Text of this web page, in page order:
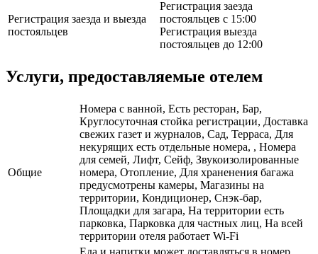
Регистрация заезда и выезда
постояльцев
Регистрация заезда
постояльцев с 15:00
Регистрация выезда
постояльцев до 12:00
Услуги, предоставляемые отелем
Общие
Номера с ванной, Есть ресторан, Бар,
Круглосуточная стойка регистрации, Доставка
свежих газет и журналов, Сад, Терраса, Для
некурящих есть отдельные номера, , Номера
для семей, Лифт, Сейф, Звукоизолированные
номера, Отопление, Для храненения багажа
предусмотрены камеры, Магазины на
территории, Кондиционер, Снэк-бар,
Площадки для загара, На территории есть
парковка, Парковка для частных лиц, На всей
территории отеля работает Wi-Fi